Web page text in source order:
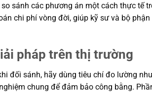
sánh các phương án một cách thực tế
chi phí vòng đời, giúp kỹ sư và bộ
pháp trên thị trường
đối sánh, hãy dùng tiêu chí đo lường
chung để đảm bảo công bằng.